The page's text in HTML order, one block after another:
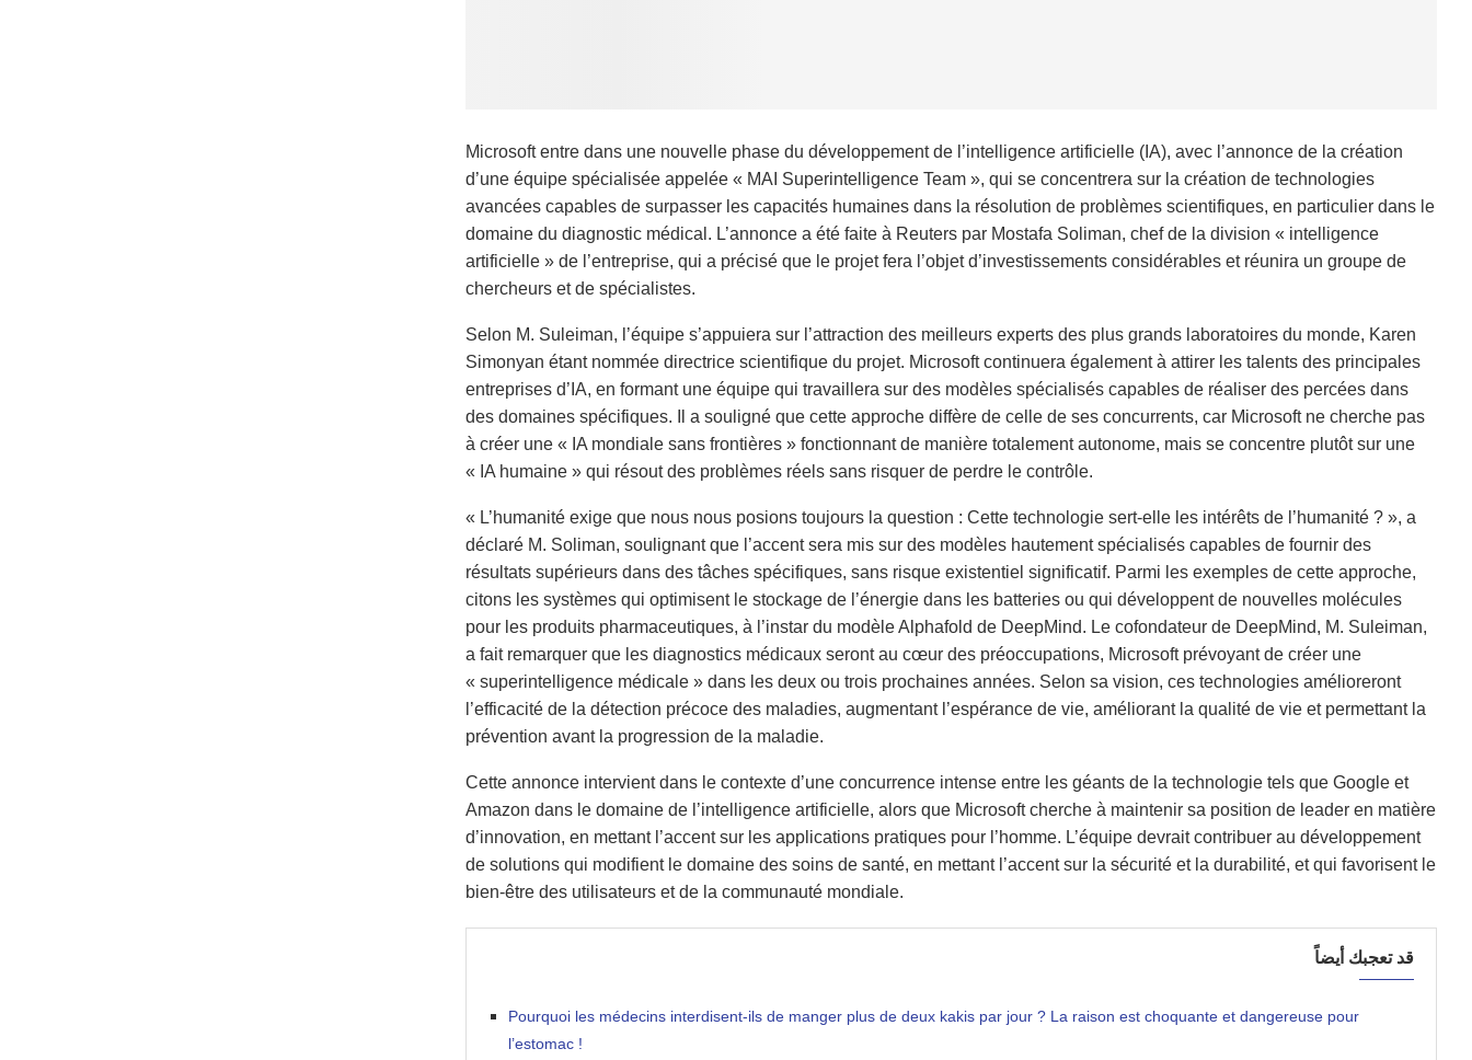
Microsoft entre dans une nouvelle phase du développement de l’intelligence artificielle (IA), avec l’annonce de la création
d’une équipe spécialisée appelée « MAI Superintelligence Team », qui se concentrera sur la création de technologies
avancées capables de surpasser les capacités humaines dans la résolution de problèmes scientifiques, en particulier dans le
domaine du diagnostic médical. L’annonce a été faite à Reuters par Mostafa Soliman, chef de la division « intelligence
artificielle » de l’entreprise, qui a précisé que le projet fera l’objet d’investissements considérables et réunira un groupe de
chercheurs et de spécialistes.
Selon M. Suleiman, l’équipe s’appuiera sur l’attraction des meilleurs experts des plus grands laboratoires du monde, Karen
Simonyan étant nommée directrice scientifique du projet. Microsoft continuera également à attirer les talents des principales
entreprises d’IA, en formant une équipe qui travaillera sur des modèles spécialisés capables de réaliser des percées dans
des domaines spécifiques. Il a souligné que cette approche diffère de celle de ses concurrents, car Microsoft ne cherche pas
à créer une « IA mondiale sans frontières » fonctionnant de manière totalement autonome, mais se concentre plutôt sur une
« IA humaine » qui résout des problèmes réels sans risquer de perdre le contrôle.
« L’humanité exige que nous nous posions toujours la question : Cette technologie sert-elle les intérêts de l’humanité ? », a
déclaré M. Soliman, soulignant que l’accent sera mis sur des modèles hautement spécialisés capables de fournir des
résultats supérieurs dans des tâches spécifiques, sans risque existentiel significatif. Parmi les exemples de cette approche,
citons les systèmes qui optimisent le stockage de l’énergie dans les batteries ou qui développent de nouvelles molécules
pour les produits pharmaceutiques, à l’instar du modèle Alphafold de DeepMind. Le cofondateur de DeepMind, M. Suleiman,
a fait remarquer que les diagnostics médicaux seront au cœur des préoccupations, Microsoft prévoyant de créer une
« superintelligence médicale » dans les deux ou trois prochaines années. Selon sa vision, ces technologies amélioreront
l’efficacité de la détection précoce des maladies, augmentant l’espérance de vie, améliorant la qualité de vie et permettant la
prévention avant la progression de la maladie.
Cette annonce intervient dans le contexte d’une concurrence intense entre les géants de la technologie tels que Google et
Amazon dans le domaine de l’intelligence artificielle, alors que Microsoft cherche à maintenir sa position de leader en matière
d’innovation, en mettant l’accent sur les applications pratiques pour l’homme. L’équipe devrait contribuer au développement
de solutions qui modifient le domaine des soins de santé, en mettant l’accent sur la sécurité et la durabilité, et qui favorisent le
bien-être des utilisateurs et de la communauté mondiale.
قد تعجبك أيضاً
Pourquoi les médecins interdisent-ils de manger plus de deux kakis par jour ? La raison est choquante et dangereuse pour
l’estomac !